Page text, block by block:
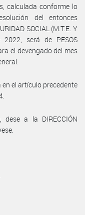
calculada conforme lo
del entonces
SOCIAL (M.T.E. Y
será de PESOS
el devengado del mes
en el artículo precedente
dese a la DIRECCIÓN